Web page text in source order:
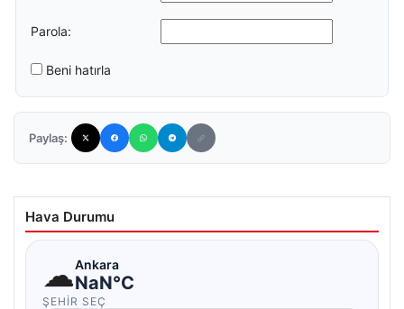
Parola:
Beni hatırla
Paylaş:
Hava Durumu
☁Ankara
NaN°C
ŞEHIR SEÇ